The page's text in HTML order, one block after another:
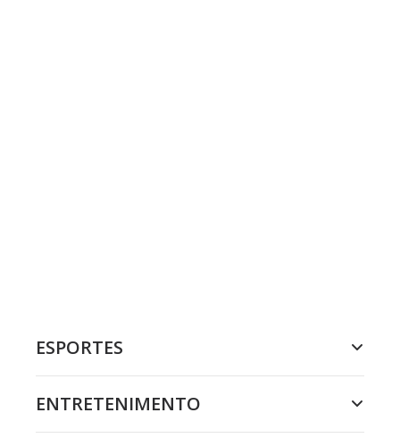
ESPORTES
ENTRETENIMENTO